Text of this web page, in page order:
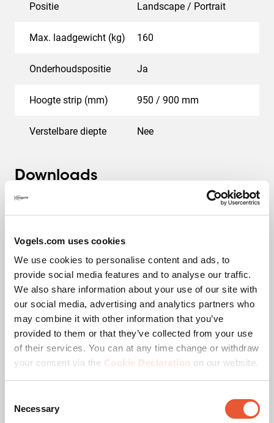
Vogels.com uses cookies
We use cookies to personalise content and ads, to
provide social media features and to analyse our traffic.
We also share information about your use of our site with
our social media, advertising and analytics partners who
may combine it with other information that you’ve
provided to them or that they’ve collected from your use
of their services. You can at any time change or withdraw
your consent via the Cookie Declaration on our website.
Selection
Necessary
Positie Landscape / Portrait
Max. laadgewicht (kg) 160
Onderhoudspositie Ja
Hoogte strip (mm) 950 / 900 mm
Verstelbare diepte Nee
Downloads
Montagehandleiding
Productfolder
Video's